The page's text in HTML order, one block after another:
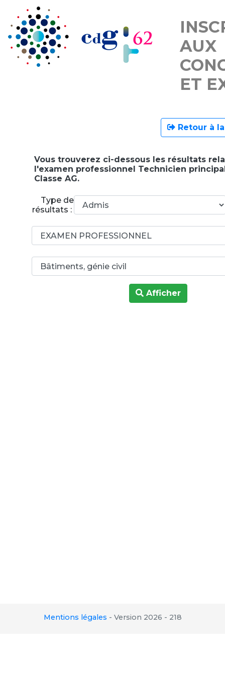
AUX
ET
Retour à
Vous trouverez ci-dessous les résultats
l'examen professionnel Technicien
Classe AG.
Type de
résultats :
Afficher
Mentions légales - Version 2026 - 218